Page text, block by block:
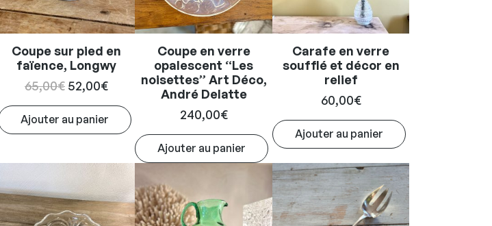
Coupe sur pied en
faïence, Longwy
65,00€ Le
prix
initial
65,00€.
52,00€Le
prix
actuel
52,00€.
Ajouter au panier
Coupe en verre
opalescent “Les
noisettes” Art Déco,
André Delatte
240,00€
Ajouter au panier
Carafe en verre
soufflé et décor en
relief
60,00€
Ajouter au panier